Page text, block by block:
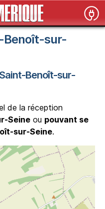
Benoît-sur-
Benoît-sur-
de la réception
Seine ou pouvant se
sur-Seine.